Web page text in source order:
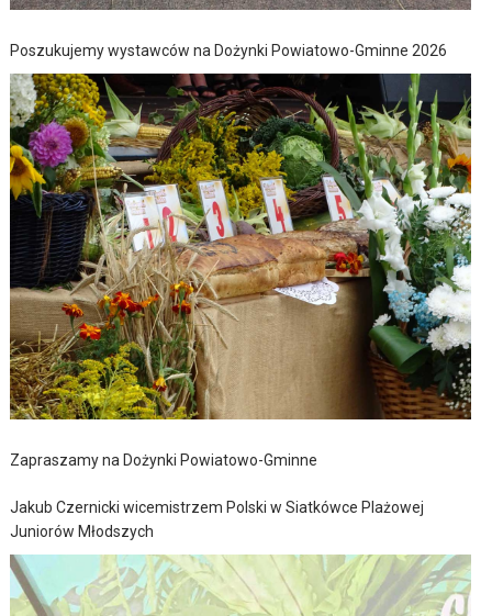
Poszukujemy wystawców na Dożynki Powiatowo-Gminne 2026
Zapraszamy na Dożynki Powiatowo-Gminne
Jakub Czernicki wicemistrzem Polski w Siatkówce Plażowej
Juniorów Młodszych